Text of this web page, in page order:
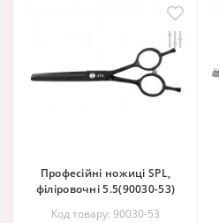
Професійні ножиці SPL,
філіровочні 5.5(90030-53)
Код товару: 90030-53